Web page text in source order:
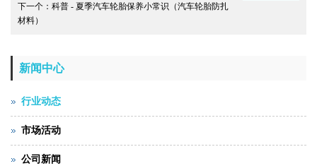
下一个： 科普 - 夏季汽车轮胎保养小常识（汽车轮胎防扎
材料）
新闻中心
行业动态
市场活动
公司新闻